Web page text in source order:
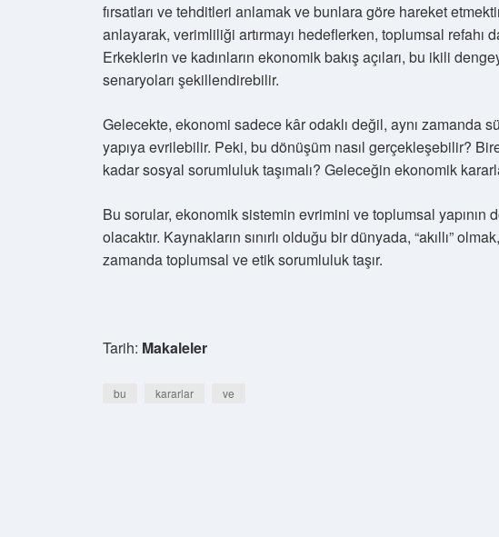
fırsatları ve tehditleri anlamak ve bunlara göre hareket
anlayarak, verimliliği artırmayı hedeflerken, toplumsal refahı
Erkeklerin ve kadınların ekonomik bakış açıları, bu ikili
senaryoları şekillendirebilir.
Gelecekte, ekonomi sadece kâr odaklı değil, aynı zamanda
yapıya evrilebilir. Peki, bu dönüşüm nasıl gerçekleşebilir?
kadar sosyal sorumluluk taşımalı? Geleceğin ekonomik
Bu sorular, ekonomik sistemin evrimini ve toplumsal yapının
olacaktır. Kaynakların sınırlı olduğu bir dünyada, “akıllı”
zamanda toplumsal ve etik sorumluluk taşır.
Tarih: Makaleler
bu kararlar ve